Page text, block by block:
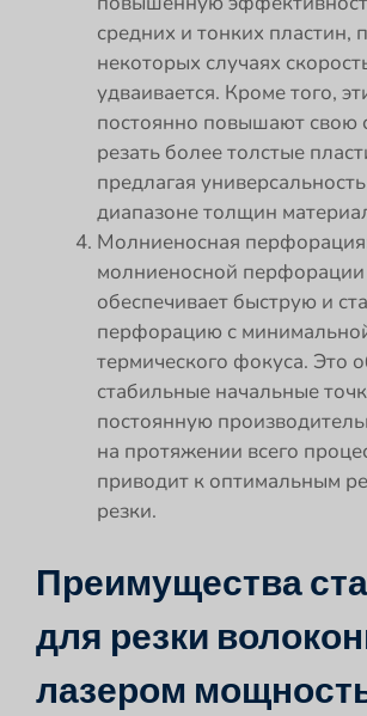
средних и тонких пластин,
некоторых случаях
удваивается. Кроме того,
постоянно повышают свою
резать более толстые
предлагая
диапазоне толщин
Молниеносная
молниеносной перфорации
обеспечивает быструю и
перфорацию с
термического фокуса. Это
стабильные начальные
постоянную
на протяжении всего
приводит к оптимальным
резки.
Преимущества
для резки
лазером